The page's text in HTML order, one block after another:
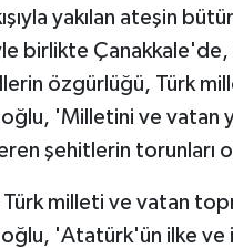
yakılan ateşin
birlikte
özgürlüğü, Türk
'Milletini ve vatan
şehitlerin
milleti ve vatan
'Atatürk'ün ilke ve